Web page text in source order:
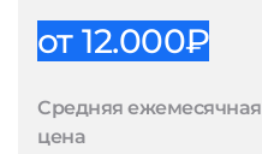
от 12.000₽
Средняя ежемесячная
цена